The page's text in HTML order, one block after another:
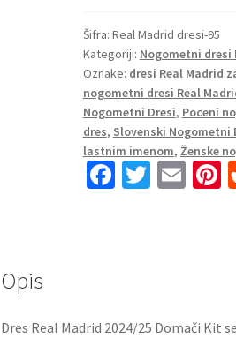
Madrid
Domači
2024-
25
Kylian
Mbappe
9
količina
Šifra: Real Madrid dresi-95
Kategoriji: Nogometni dresi
Oznake: dresi Real Madrid
nogometni dresi Real
Nogometni Dresi, Poceni
dres, Slovenski Nogometni
lastnim imenom, Ženske
Fa
k
T E
Opis
Dres Real Madrid 2024/25 Domači Kit